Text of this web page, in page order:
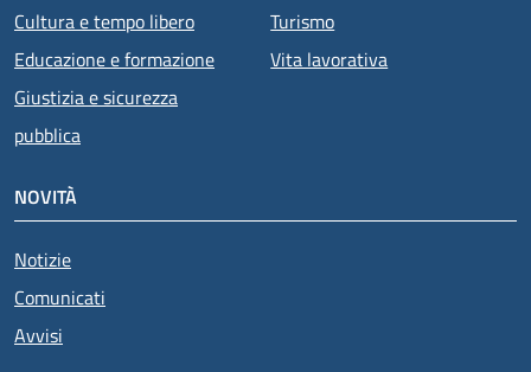
Cultura e tempo libero
Educazione e formazione
Giustizia e sicurezza
pubblica
Turismo
Vita lavorativa
NOVITÀ
Notizie
Comunicati
Avvisi